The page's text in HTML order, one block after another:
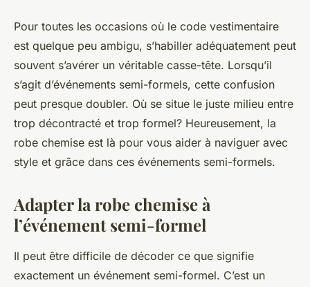
Pour toutes les occasions où le code vestimentaire
est quelque peu ambigu, s’habiller adéquatement peut
souvent s’avérer un véritable casse-tête. Lorsqu’il
s’agit d’événements semi-formels, cette confusion
peut presque doubler. Où se situe le juste milieu entre
trop décontracté et trop formel? Heureusement, la
robe chemise est là pour vous aider à naviguer avec
style et grâce dans ces événements semi-formels.
Adapter la robe chemise à
l’événement semi-formel
Il peut être difficile de décoder ce que signifie
exactement un événement semi-formel. C’est un